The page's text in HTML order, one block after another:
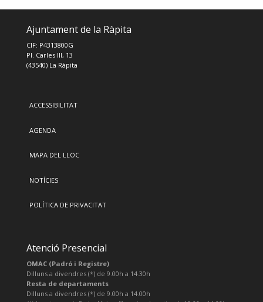
Ajuntament de la Ràpita
CIF: P4313800G
Pl. Carles III, 13
(43540) La Ràpita
ACCESSIBILITAT
AGENDA
MAPA DEL LLOC
NOTÍCIES
POLÍTICA DE PRIVACITAT
Atenció Presencial
OMAC (Padró i Registre)
Dilluns a divendres (*) de 9.00h a 14.30h
Resta de departaments
Dilluns a divendres (*) de 9.00h a 14.00h